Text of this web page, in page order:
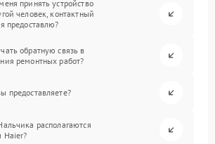
принять устройство
человек, контактный
предоставлю?
обратную связь в
ремонтных работ?
предоставляете?
располагаются
Haier?